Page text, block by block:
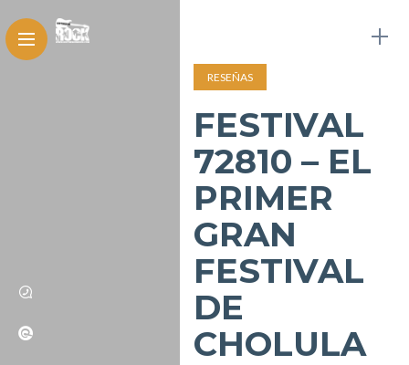
RESEÑAS
FESTIVAL
72810 – EL
PRIMER
GRAN
FESTIVAL
DE
CHOLULA